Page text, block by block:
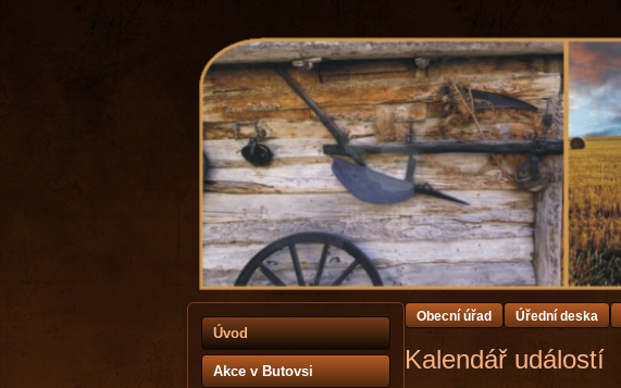
Úvod
Akce v Butovsi
Obecní úřad Úřední deska
Kalendář událostí